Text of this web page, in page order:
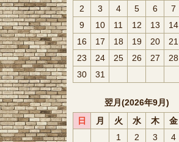
2
3 4 5 6 7
9
10 11 12 13 14
16
17 18 19 20 21
23
24 25 26 27 28
30
31
翌月(2026年9月)
日
月 火 水 木 金
1
2 3 4